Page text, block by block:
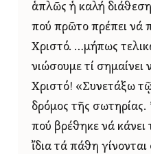
ἁπλῶς ἡ καλή
πού πρῶτο πρέπει νά
Χριστό. …μήπως
νιώσουμε τί
Χριστό! «Συνετάξω
δρόμος τῆς σωτηρίας.
πού βρέθηκε νά
ἴδια τά πάθη